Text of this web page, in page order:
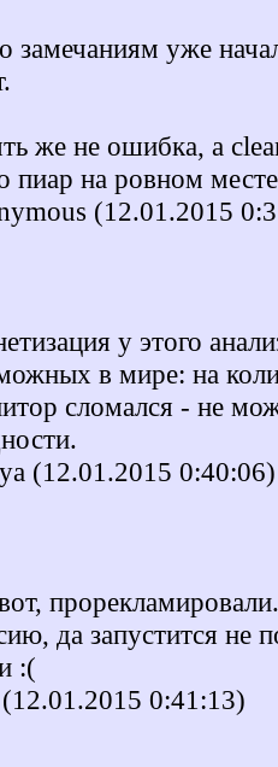
замечаниям уже
же не ошибка, а
пиар на ровном
(12.01.2015
у этого
в мире: на
сломался - не
(12.01.2015 0:40:06)
да запустится не
:(
0:41:13)